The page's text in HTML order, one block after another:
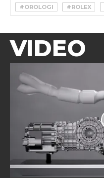
#OROLOGI #ROLEX
VIDEO